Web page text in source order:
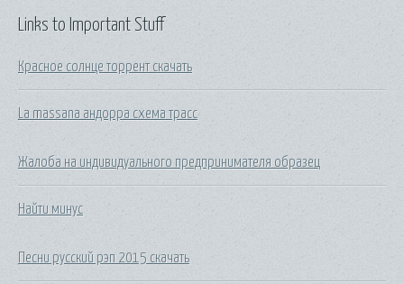
Links to Important Stuff
Красное солнце торрент скачать
La massana андорра схема трасс
Жалоба на индивидуального предпринимателя образец
Найти минус
Песни русский рэп 2015 скачать